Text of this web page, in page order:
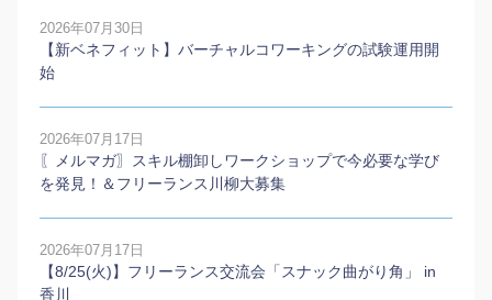
2026年07月30日
【新ベネフィット】バーチャルコワーキングの試験運用開
始
2026年07月17日
〖メルマガ〗スキル棚卸しワークショップで今必要な学び
を発見！＆フリーランス川柳大募集
2026年07月17日
【8/25(火)】フリーランス交流会「スナック曲がり角」 in
香川